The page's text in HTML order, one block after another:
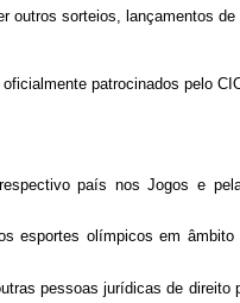
outros sorteios, lançamentos
patrocinados pelo
país nos Jogos e
esportes olímpicos em
pessoas jurídicas de direito